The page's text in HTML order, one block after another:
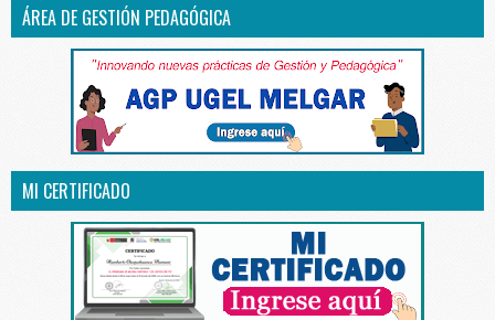
ÁREA DE GESTIÓN PEDAGÓGICA
MI CERTIFICADO